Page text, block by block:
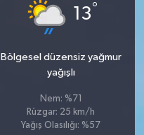
13°
Bölgesel düzensiz yağmur
yağışlı
Nem: %71
Rüzgar: 25 km/h
Yağış Olasılığı: %57